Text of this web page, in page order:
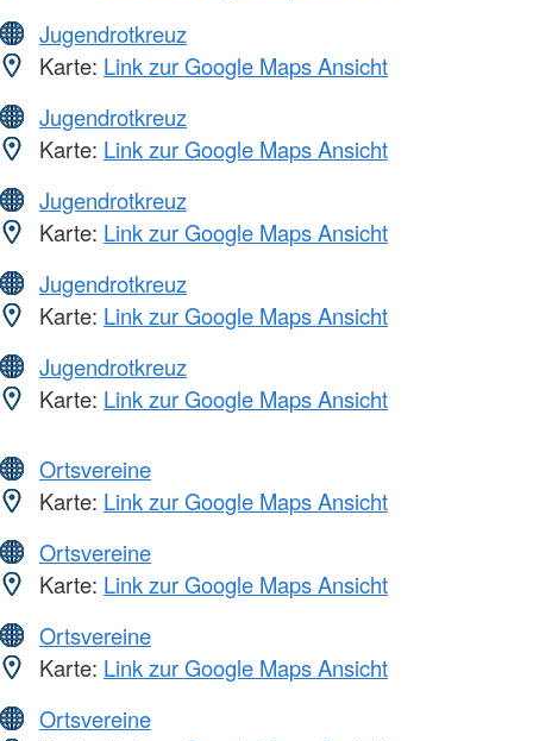
Jugendrotkreuz
Karte: Link zur Google Maps Ansicht
Jugendrotkreuz
Karte: Link zur Google Maps Ansicht
Jugendrotkreuz
Karte: Link zur Google Maps Ansicht
Jugendrotkreuz
Karte: Link zur Google Maps Ansicht
Jugendrotkreuz
Karte: Link zur Google Maps Ansicht
Ortsvereine
Karte: Link zur Google Maps Ansicht
Ortsvereine
Karte: Link zur Google Maps Ansicht
Ortsvereine
Karte: Link zur Google Maps Ansicht
Ortsvereine